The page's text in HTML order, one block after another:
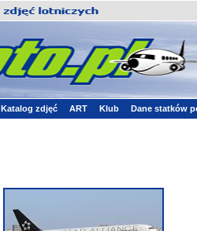
Katalog zdjęć ART Klub Dane statków